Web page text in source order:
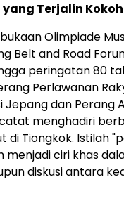
Terjalin Kokoh
Olimpiade
Belt and Road
peringatan 80
Perlawanan
Jepang dan Perang
menghadiri
di Tiongkok. Istilah
menjadi ciri khas
diskusi antara